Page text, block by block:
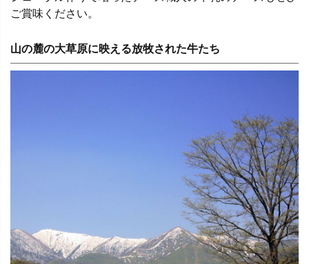
ご賞味ください。
山の麓の大草原に映える放牧された牛たち